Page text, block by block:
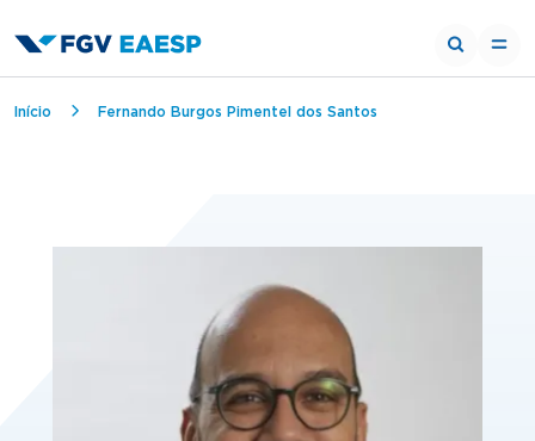
Breadcrumb
Início Fernando Burgos Pimentel dos Santos